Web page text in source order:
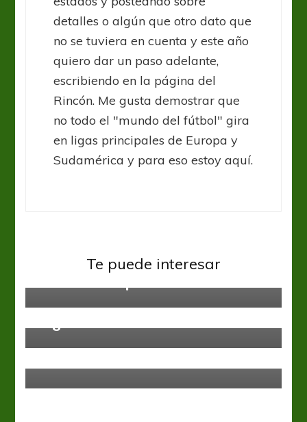
detalles o algún que otro dato que
no se tuviera en cuenta y este año
quiero dar un paso adelante,
escribiendo en la página del
Rincón. Me gusta demostrar que
no todo el "mundo del fútbol" gira
en ligas principales de Europa y
Sudamérica y para eso estoy aquí.
Te puede interesar
Sin categoría